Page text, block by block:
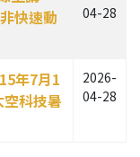
快速動
04-28
年7月1
科技暑
2026-
04-28